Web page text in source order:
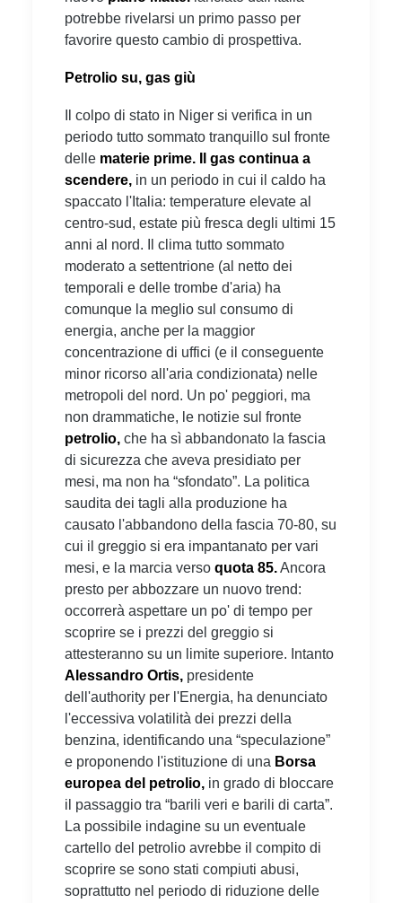
potrebbe rivelarsi un primo passo per
favorire questo cambio di prospettiva.
Petrolio su, gas giù
Il colpo di stato in Niger si verifica in un
periodo tutto sommato tranquillo sul fronte
delle materie prime. Il gas continua a
scendere, in un periodo in cui il caldo ha
spaccato l'Italia: temperature elevate al
centro-sud, estate più fresca degli ultimi 15
anni al nord. Il clima tutto sommato
moderato a settentrione (al netto dei
temporali e delle trombe d'aria) ha
comunque la meglio sul consumo di
energia, anche per la maggior
concentrazione di uffici (e il conseguente
minor ricorso all'aria condizionata) nelle
metropoli del nord. Un po' peggiori, ma
non drammatiche, le notizie sul fronte
petrolio, che ha sì abbandonato la fascia
di sicurezza che aveva presidiato per
mesi, ma non ha “sfondato”. La politica
saudita dei tagli alla produzione ha
causato l'abbandono della fascia 70-80, su
cui il greggio si era impantanato per vari
mesi, e la marcia verso quota 85.Ancora
presto per abbozzare un nuovo trend:
occorrerà aspettare un po' di tempo per
scoprire se i prezzi del greggio si
attesteranno su un limite superiore. Intanto
Alessandro Ortis, presidente
dell'authority per l'Energia, ha denunciato
l'eccessiva volatilità dei prezzi della
benzina, identificando una “speculazione”
e proponendo l'istituzione di una Borsa
europea del petrolio, in grado di bloccare
il passaggio tra “barili veri e barili di carta”.
La possibile indagine su un eventuale
cartello del petrolio avrebbe il compito di
scoprire se sono stati compiuti abusi,
soprattutto nel periodo di riduzione delle